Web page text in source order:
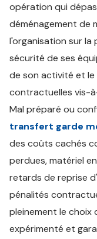
opération qui
déménagement de
l'organisation sur la
sécurité de ses
de son activité et
contractuelles vis-
Mal préparé ou
transfert garde
des coûts cachés
perdues, matériel
retards de reprise
pénalités
pleinement le
expérimenté et